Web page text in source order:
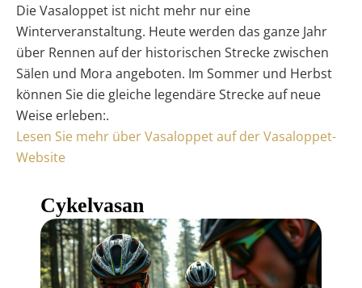
Die Vasaloppet ist nicht mehr nur eine
Winterveranstaltung. Heute werden das ganze Jahr
über Rennen auf der historischen Strecke zwischen
Sälen und Mora angeboten. Im Sommer und Herbst
können Sie die gleiche legendäre Strecke auf neue
Weise erleben:.
Lesen Sie mehr über Vasaloppet auf der Vasaloppet-
Website
Cykelvasan